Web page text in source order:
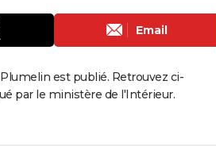
Email
est publié. Retrouvez ci-
par le ministère de l'Intérieur.